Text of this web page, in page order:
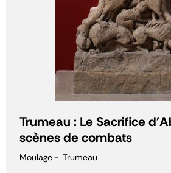
Trumeau : Le Sacrifice
scènes de combats
Moulage Trumeau